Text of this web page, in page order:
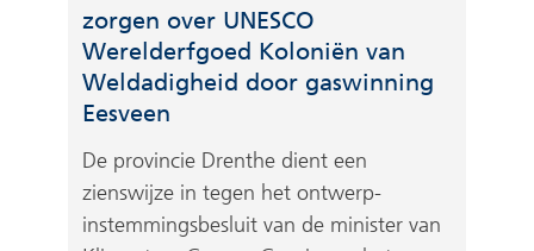
zorgen over UNESCO
Werelderfgoed Koloniën van
Weldadigheid door gaswinning
Eesveen
De provincie Drenthe dient een
zienswijze in tegen het ontwerp-
instemmingsbesluit van de minister van